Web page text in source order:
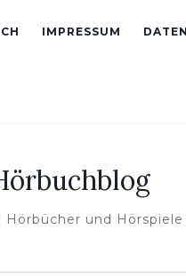
IMPRESSUM
Hörbücher und Hörspiele